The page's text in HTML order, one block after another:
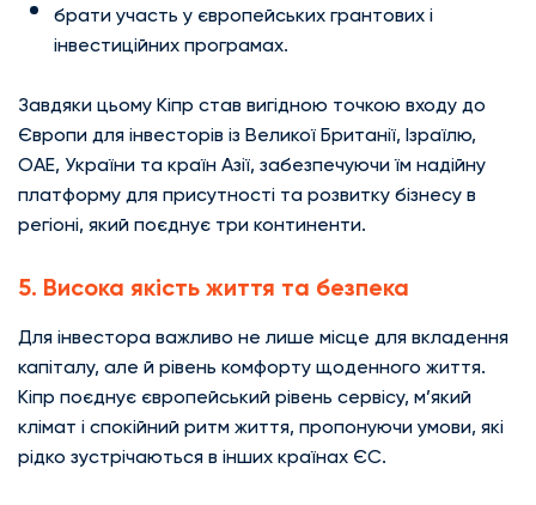
брати участь у європейських грантових і
інвестиційних програмах.
Завдяки цьому Кіпр став вигідною точкою входу до
Європи для інвесторів із Великої Британії, Ізраїлю,
ОАЕ, України та країн Азії, забезпечуючи їм надійну
платформу для присутності та розвитку бізнесу в
регіоні, який поєднує три континенти.
5. Висока якість життя та безпека
Для інвестора важливо не лише місце для вкладення
капіталу, але й рівень комфорту щоденного життя.
Кіпр поєднує європейський рівень сервісу, м’який
клімат і спокійний ритм життя, пропонуючи умови, які
рідко зустрічаються в інших країнах ЄС.